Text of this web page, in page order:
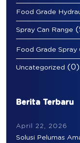
Food Grade
Spray Can Range
Food Grade Spray
Uncategorized (0)
Berita Terbaru
April 22, 2026
Solusi Pelumas